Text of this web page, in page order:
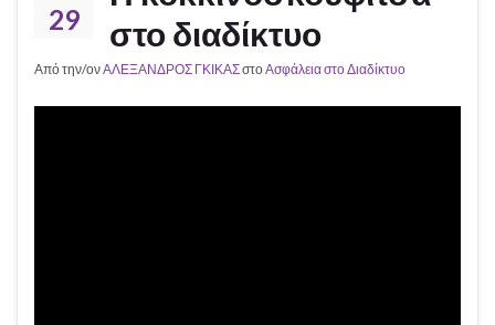
29
στο διαδίκτυο
Από την/ονΑΛΕΞΑΝΔΡΟΣ ΓΚΙΚΑΣστοΑσφάλεια στο Διαδίκτυο